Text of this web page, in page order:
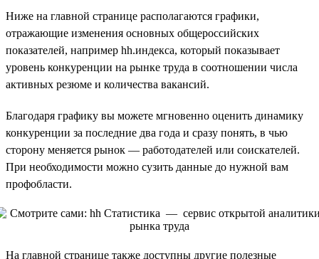
Ниже на главной странице располагаются графики,
отражающие изменения основных общероссийских
показателей, например hh.индекса, который показывает
уровень конкуренции на рынке труда в соотношении числа
активных резюме и количества вакансий.
Благодаря графику вы можете мгновенно оценить динамику
конкуренции за последние два года и сразу понять, в чью
сторону меняется рынок — работодателей или соискателей.
При необходимости можно сузить данные до нужной вам
профобласти.
На главной странице также доступны другие полезные